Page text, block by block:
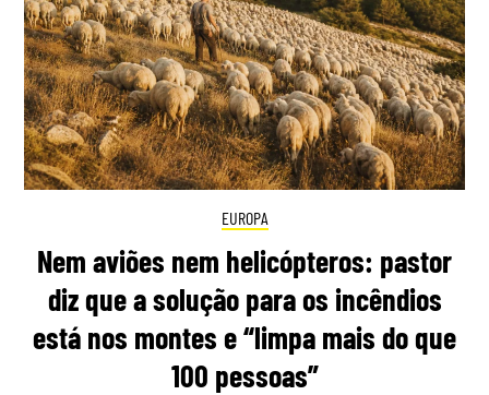
EUROPA
Nem aviões nem helicópteros: pastor
diz que a solução para os incêndios
está nos montes e “limpa mais do que
100 pessoas”